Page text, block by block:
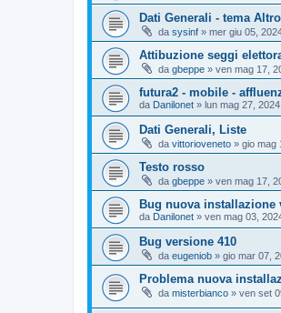
Dati Generali - tema
da sysinf » mer giu 05,
Attibuzione seggi
da gbeppe » ven mag 17,
futura2 - mobile -
da Danilonet » lun mag 27,
Dati Generali, Liste
da vittorioveneto » gio mag
Testo rosso
da gbeppe » ven mag 17,
Bug nuova installazione
da Danilonet » ven mag 03,
Bug versione 410
da eugeniob » gio mar 07,
Problema nuova
da misterbianco » ven set